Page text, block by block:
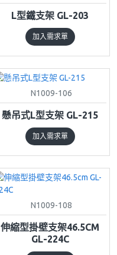
L型鐵支架 GL-203
加入需求單
N1009-106
懸吊式L型支架 GL-215
加入需求單
N1009-108
伸縮型掛壁支架46.5CM
GL-224C